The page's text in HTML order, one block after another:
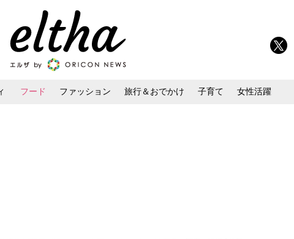
フード ファッション 旅行＆おでかけ 子育て 女性活躍